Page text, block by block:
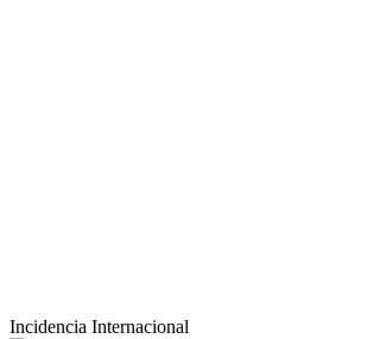
Incidencia Internacional